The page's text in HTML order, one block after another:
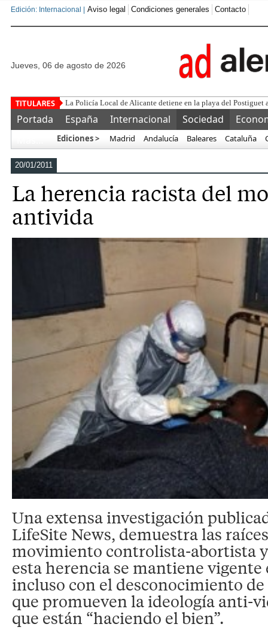
Edición: Internacional | Aviso legal Condiciones generales Contacto
jueves, 06 de agosto de 2026
Este corrupto traicion
Portada España Internacional Sociedad
Ediciones > Madrid Andalucía Baleares Cataluña
20/01/2011
La herencia racista del
antivida
Una extensa investigación
LifeSite News, demuestra las
movimiento controlista-abortista
esta herencia se mantiene
incluso con el desconocimiento
que promueven la ideología anti-
que están “haciendo el bien”.